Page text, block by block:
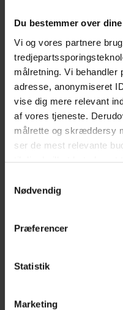
Du bestemmer over
Vi og vores partnere
målretning. Vi behandler
adresse, anonymiseret
vise dig mere relevant
af vores tjeneste.
målrette og skræddersy
ser de mest relevante
bruge følgende
samtykke senere på
Nødvendig
Præferencer
Statistik
Marketing
Restaurants at
Restaurants in Kødbyen
Restaurants at
Steakhouses in
INFO
Become a partner
Get the free app
Our Partner Restaurants
Partner take away
Contact & FAQ